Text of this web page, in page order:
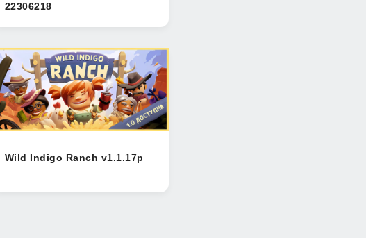
22306218
Wild Indigo Ranch v1.1.17p